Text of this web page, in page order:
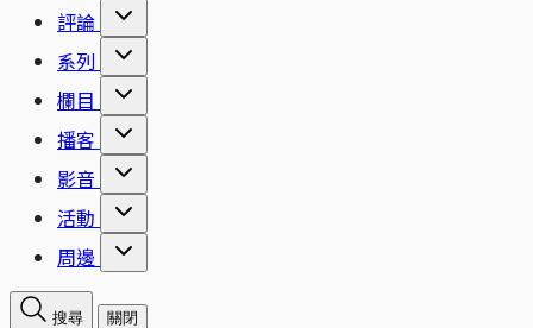
評論
系列
欄目
播客
影音
活動
周邊
搜尋 關閉